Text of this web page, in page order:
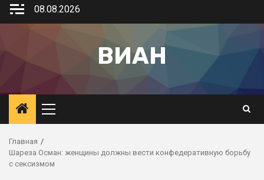
08.08.2026
ВИАН
Главная
Шареза Осман: женщины должны вести конфедеративную борьбу
с сексизмом